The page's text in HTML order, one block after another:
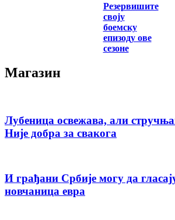
Резервишите
своју
боемску
епизоду ове
сезоне
Магазин
Лубеница освежава, али
Није добра за свакога
И грађани Србије могу да
новчаница евра